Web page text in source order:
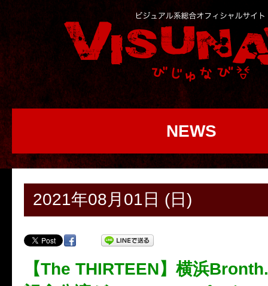
NEWS
2021年08月01日 (日)
【The THIRTEEN】横浜